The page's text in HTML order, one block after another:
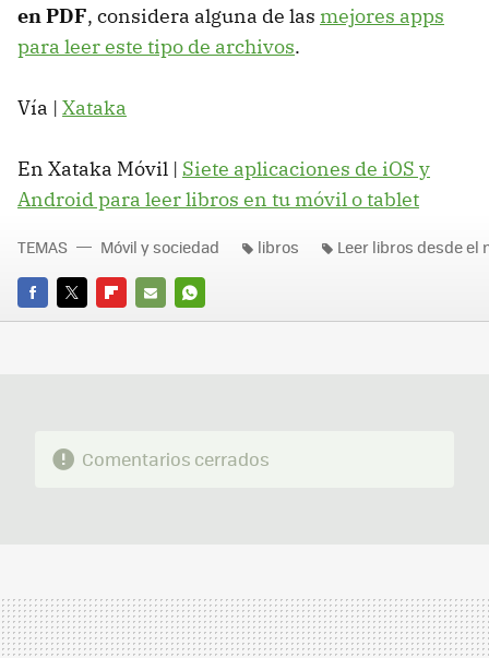
en PDF, considera alguna de las mejores apps
para leer este tipo de archivos.
Vía | Xataka
En Xataka Móvil | Siete aplicaciones de iOS y
Android para leer libros en tu móvil o tablet
FACEBOOK
TWITTERFLIPBOARD
E-
WHATSAPP
TEMAS Móvil y sociedad libros Leer libros desde el
Comentarios cerrados